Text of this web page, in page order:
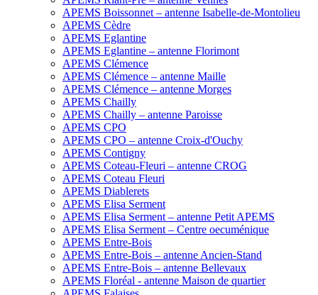
APEMS Boissonnet – antenne Isabelle-de-Montolieu
APEMS Cèdre
APEMS Eglantine
APEMS Eglantine – antenne Florimont
APEMS Clémence
APEMS Clémence – antenne Maille
APEMS Clémence – antenne Morges
APEMS Chailly
APEMS Chailly – antenne Paroisse
APEMS CPO
APEMS CPO – antenne Croix-d'Ouchy
APEMS Contigny
APEMS Coteau-Fleuri – antenne CROG
APEMS Coteau Fleuri
APEMS Diablerets
APEMS Elisa Serment
APEMS Elisa Serment – antenne Petit APEMS
APEMS Elisa Serment – Centre oecuménique
APEMS Entre-Bois
APEMS Entre-Bois – antenne Ancien-Stand
APEMS Entre-Bois – antenne Bellevaux
APEMS Floréal - antenne Maison de quartier